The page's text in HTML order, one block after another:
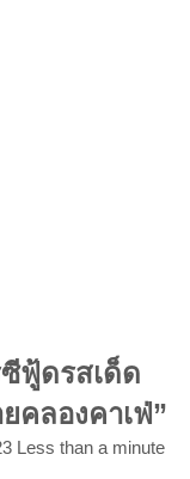
ฟู้ดรสเด็ด
คลองคาเฟ่”
Less than a minute